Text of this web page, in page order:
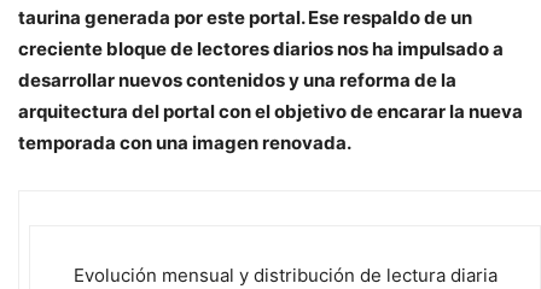
taurina generada por este portal. Ese respaldo de un
creciente bloque de lectores diarios nos ha impulsado a
desarrollar nuevos contenidos y una reforma de la
arquitectura del portal con el objetivo de encarar la nueva
temporada con una imagen renovada.
Evolución mensual y distribución de lectura diaria